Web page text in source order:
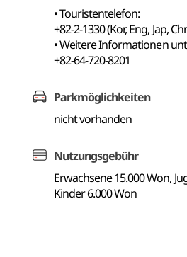
• Touristentelefon:
+82-2-1330 (Kor, Eng, Jap,
• Weitere Informationen
+82-64-720-8201
Parkmöglichkeiten
nicht vorhanden
Nutzungsgebühr
Erwachsene 15.000 Won,
Kinder 6.000 Won